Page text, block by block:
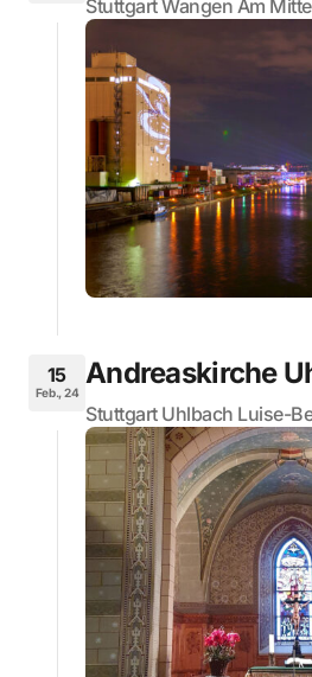
Stuttgart Wangen Am
15
Feb., 24
Andreaskirche
Stuttgart Uhlbach Luise-